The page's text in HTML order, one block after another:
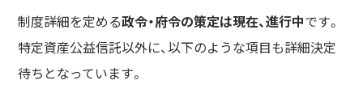
制度詳細を定める政令・府令の策定は現在、進行中です。
特定資産公益信託以外に、以下のような項目も詳細決定
待ちとなっています。